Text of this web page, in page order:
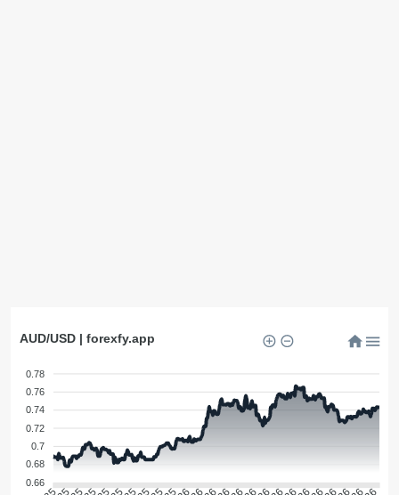
AUD/USD | forexfy.app
0.78
0.76
0.74
0.72
0.7
0.68
0.66